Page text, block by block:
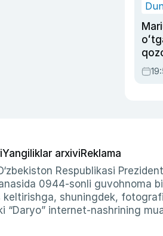
Yangiliklar arxiviReklama
Respublikasi
0944-sonli guvohnoma
keltirishga, shuningdek,
internet-nashrining